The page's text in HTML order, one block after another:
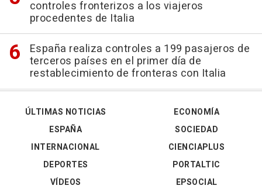
controles fronterizos a los viajeros
procedentes de Italia
España realiza controles a 199 pasajeros de
terceros países en el primer día de
restablecimiento de fronteras con Italia
ÚLTIMAS NOTICIAS
ESPAÑA
INTERNACIONAL
DEPORTES
VÍDEOS
ECONOMÍA
SOCIEDAD
CIENCIAPLUS
PORTALTIC
EPSOCIAL